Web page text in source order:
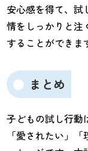
安心感を得て、試
情をしっかりと注
することができま
まとめ
子どもの試し行動
「愛されたい」